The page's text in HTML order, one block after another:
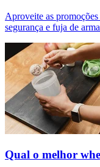
Aproveite as
segurança e fuja de
Qual o melhor